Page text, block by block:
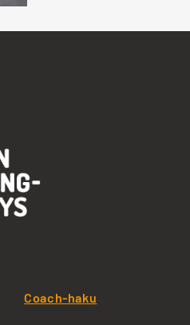
Coach-haku